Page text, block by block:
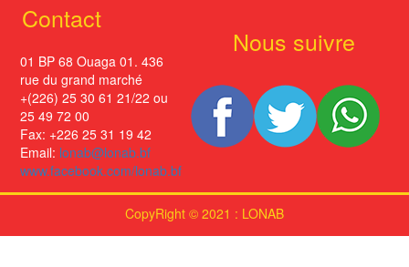
Contact
01 BP 68 Ouaga 01. 436
rue du grand marché
+(226) 25 30 61 21/22 ou
25 49 72 00
Fax: +226 25 31 19 42
Email: lonab@lonab.bf
www.facebook.com/lonab.bf
Nous suivre
CopyRight © 2021 : LONAB